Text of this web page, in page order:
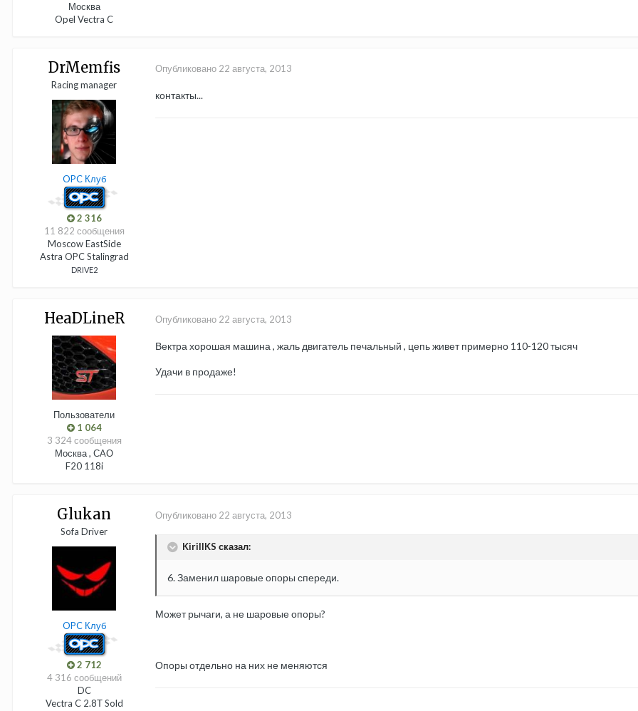
Москва
Opel Vectra C
DrMemfis
Racing manager
OPC Клуб
2 316
11 822 сообщения
Moscow EastSide
Astra OPC Stalingrad
DRIVE2
Опубликовано 22 августа, 2013
контакты...
HeaDLineR
Пользователи
1 064
3 324 сообщения
Москва , САО
F20 118i
Опубликовано 22 августа, 2013
Вектра хорошая машина , жаль двигатель печальный , цепь живет примерно 110-120 тысяч
Удачи в продаже!
Glukan
Sofa Driver
OPC Клуб
2 712
4 316 сообщений
DC
Vectra C 2.8Т Sold
Опубликовано 22 августа, 2013
KirillKS сказал:
6. Заменил шаровые опоры спереди.
Может рычаги, а не шаровые опоры?
Опоры отдельно на них не меняются